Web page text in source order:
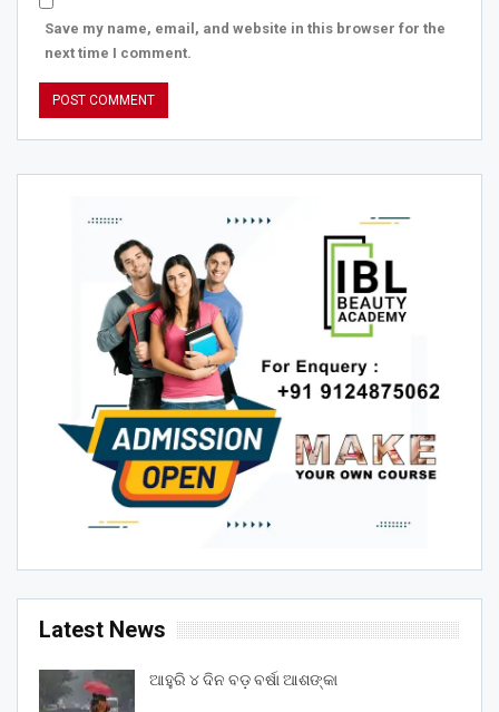
Save my name, email, and website in this browser for the
next time I comment.
Latest News
ଆହୁରି ୪ ଦିନ ବଡ଼ ବର୍ଷା ଆଶଙ୍କା